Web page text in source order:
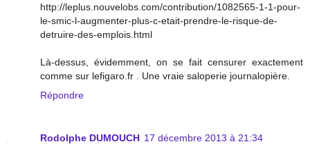
http://leplus.nouvelobs.com/contribution/1082565-1-1-pour-
le-smic-l-augmenter-plus-c-etait-prendre-le-risque-de-
detruire-des-emplois.html
Là-dessus, évidemment, on se fait censurer exactement
comme sur lefigaro.fr . Une vraie saloperie journalopière.
Répondre
Rodolphe DUMOUCH 17 décembre 2013 à 21:34